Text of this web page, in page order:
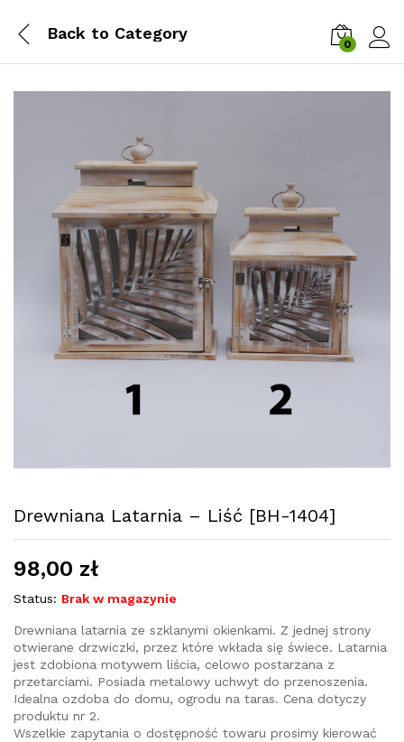
Back to Category
0
Drewniana Latarnia – Liść [BH-1404]
98,00 zł
Status: Brak w magazynie
Drewniana latarnia ze szklanymi okienkami. Z jednej strony
otwierane drzwiczki, przez które wkłada się świece. Latarnia
jest zdobiona motywem liścia, celowo postarzana z
przetarciami. Posiada metalowy uchwyt do przenoszenia.
Idealna ozdoba do domu, ogrodu na taras. Cena dotyczy
produktu nr 2.
Wszelkie zapytania o dostępność towaru prosimy kierować